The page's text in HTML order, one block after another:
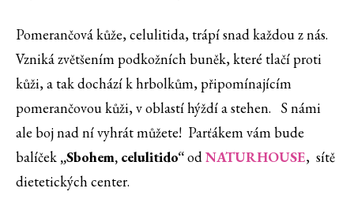
Pomerančová kůže, celulitida, trápí snad každou z nás.
Vzniká zvětšením podkožních buněk, které tlačí proti
kůži, a tak dochází k hrbolkům, připomínajícím
pomerančovou kůži, v oblastí hýždí a stehen. S námi
ale boj nad ní vyhrát můžete! Parťákem vám bude
balíček „Sbohem, celulitido“odNATURHOUSE, sítě
dietetických center.